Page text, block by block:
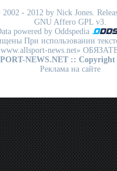
- 2012 by Nick Jones.
GNU Affero GPL v3.
powered by Oddspedia
При использовании
news.net»
NEWS.NET :: Copyright
Реклама на сайте